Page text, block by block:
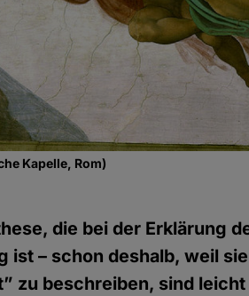
Kapelle, Rom)
die bei der Erklärung
ist – schon deshalb, weil
zu beschreiben, sind leicht